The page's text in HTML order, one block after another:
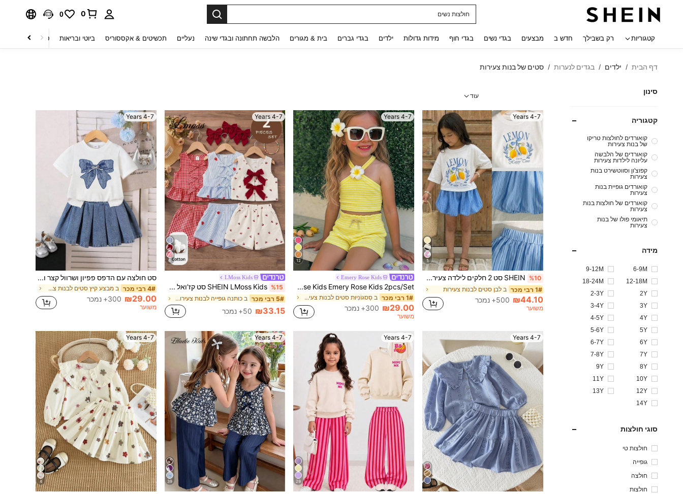
נעלי גלגלים לילדות
0
0
קטגוריות רק בשבילך חדש ב מבצעים בגדי נשים בגדי חוף מידות גדולות ילדים בגדי גברים בית & מגורים הלבשה תחתונה ובגדי שינה נעליים תכשיטים & אקססוריס ביוטי ובריאות טקסטיל לבית
דף הבית / ילדים / בגדים לנערות / סטים של בנות צעירות
סינון
קטגוריה
קואורדים לחולצות טריקו
של בנות צעירות
קואורדים של הלבשה
עליונה לילדות צעירות
קפוצ'ון וסווטשירט בנות
צעירות
קואורדים גופיית בנות
צעירות
קואורדים של חולצות בנות
צעירות
תיאומי פולו של בנות
צעירות
מידה
6-9M
9-12M
12-18M
18-24M
2Y
2-3Y
3Y
3-4Y
4Y
4-5Y
5Y
5-6Y
6Y
6-7Y
7Y
7-8Y
8Y
9Y
10Y
11Y
12Y
13Y
14Y
סוגי חולצות
חולצות טי
גופייה
חולצה
חולצות
עוד
4-7 Years
5
%10 SHEIN סט 2 חלקים לילדה צעירה לקיץ: טישירט רחב עם הדפס חמוד וסקושי + חצאית פריחה, רב-שימושי לאירועים רשמיים, טיולים, חופשות וסטריטוויר, מתאים לכל אירוע, תואם לאחיות, סט הורה-ילדה, סטייל חמוד לילדות
1# רבי מכר ב לבן סטים לבנות צעירות
₪44.10 500+ נמכר
משוער
4-7 Years
12
Emery Rose Kids
Emery Rose Kids Emery Rose Kids 2pcs/Set סט חולצה ללא שרוולים ומכנס קצר סרוג עם פסים ופרח תלת-ממדי, בגדי קיץ קז'ואל לחופשה בחוף הים לנערות צעירות, סריג צלעות צהוב
1# רבי מכר ב סַסגוֹנִיוּת סטים לבנות צעירות
₪29.00 300+ נמכר
משוער
4-7 Years
6
LMoss Kids
%15 SHEIN LMoss Kids סט קז'ואל של גופיה ומכנסיים קצרים עם קישוטי פפיון משובצים לילדה צעירה
5# רבי מכר ב כותנה גופייה לבנות צעירות בשילוב צבעים
₪33.15 50+ נמכר
4-7 Years
סט חולצה עם הדפס פפיון ושרוול קצר וחצאית ג'ינס לנערה צעירה
4# רבי מכר ב מבצע קיץ סטים לבנות צעירות
₪29.00 300+ נמכר
משוער
4-7 Years
4-7 Years
29
4-7 Years
39
4-7 Years
4